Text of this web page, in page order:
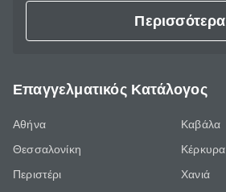
Περισσότερα
Επαγγελματικός Κατάλογος
Αθήνα
Θεσσαλονίκη
Περιστέρι
Καβάλα
Κέρκυρα
Χανιά